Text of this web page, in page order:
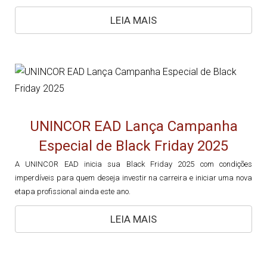
LEIA MAIS
UNINCOR EAD Lança Campanha
Especial de Black Friday 2025
A UNINCOR EAD inicia sua Black Friday 2025 com condições
imperdíveis para quem deseja investir na carreira e iniciar uma nova
etapa profissional ainda este ano.
LEIA MAIS